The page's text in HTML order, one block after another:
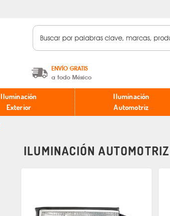
ENVÍO GRATIS
a todo México
A partir de $599 MXN.
* Aplican restricciones
Iluminación
Exterior
Iluminación
Automotriz
ILUMINACIÓN AUTOMOTRIZ